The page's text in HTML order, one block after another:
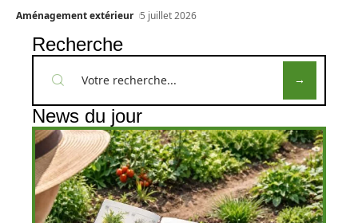
Aménagement extérieur 5 juillet 2026
Recherche
News du jour